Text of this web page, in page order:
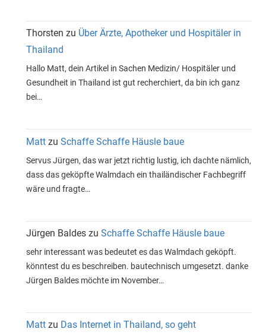
Thorsten zu Über Ärzte, Apotheker und Hospitäler in
Thailand
Hallo Matt, dein Artikel in Sachen Medizin/ Hospitäler und
Gesundheit in Thailand ist gut recherchiert, da bin ich ganz
bei…
Matt zu Schaffe Schaffe Häusle baue
Servus Jürgen, das war jetzt richtig lustig, ich dachte nämlich,
dass das geköpfte Walmdach ein thailändischer Fachbegriff
wäre und fragte…
Jürgen Baldes zu Schaffe Schaffe Häusle baue
sehr interessant was bedeutet es das Walmdach geköpft.
könntest du es beschreiben. bautechnisch umgesetzt. danke
Jürgen Baldes möchte im November…
Matt zu Das Internet in Thailand, so geht